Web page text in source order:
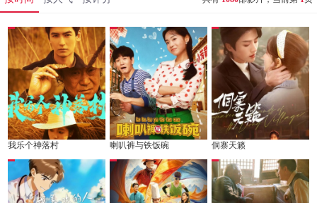
我乐个神落村 喇叭裤与铁饭碗 侗寨天籁